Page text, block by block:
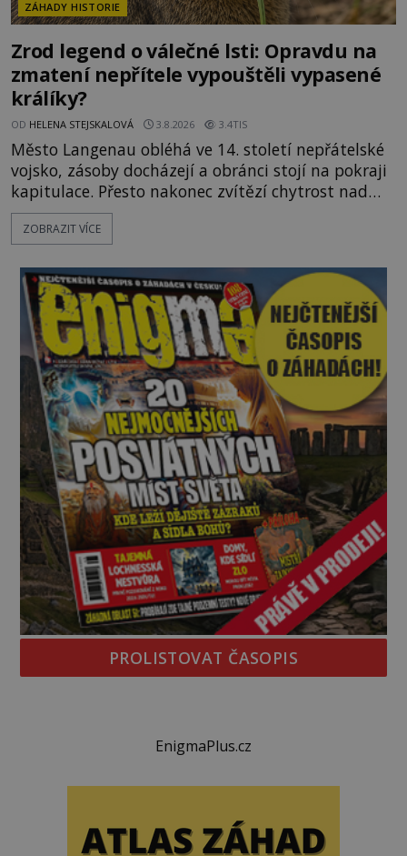
ZÁHADY HISTORIE
Zrod legend o válečné lsti: Opravdu na
zmatení nepřítele vypouštěli vypasené
králíky?
OD HELENA STEJSKALOVÁ 3.8.2026 3.4TIS
Město Langenau obléhá ve 14. století nepřátelské
vojsko, zásoby docházejí a obránci stojí na pokraji
kapitulace. Přesto nakonec zvítězí chytrost nad
hrubou silou. Podle staré německé legendy vypustí
obyvatelé za hradby dobře živeného králíka, aby
dost. Čas pracuje pro obléhatele. Ve městě ubývají
zásoby a každý den znamená další porci strádá
ZOBRAZIT VÍCE
PROLISTOVAT ČASOPIS
EnigmaPlus.cz